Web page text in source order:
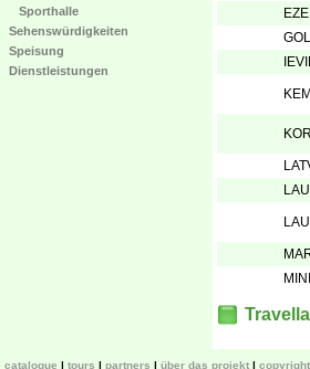
Sporthalle
Sehenswürdigkeiten
Speisung
Dienstleistungen
catalogue tours partners über das projekt copyright